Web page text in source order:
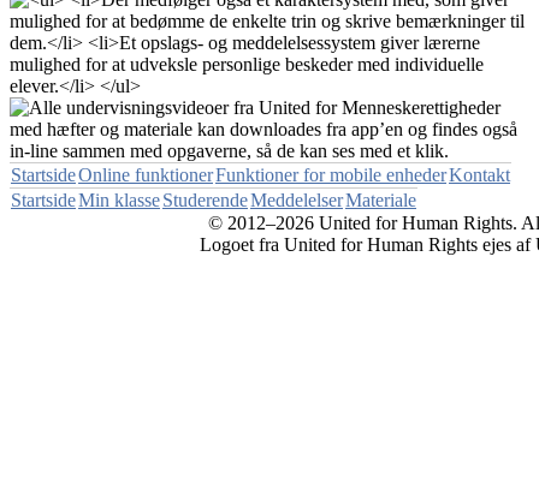
StartsideOnline funktionerFunktioner for mobile enhederKontakt
StartsideMin klasseStuderendeMeddelelserMateriale
© 2012–2026 United for Human Rights.
Logoet fra United for Human Rights ejes